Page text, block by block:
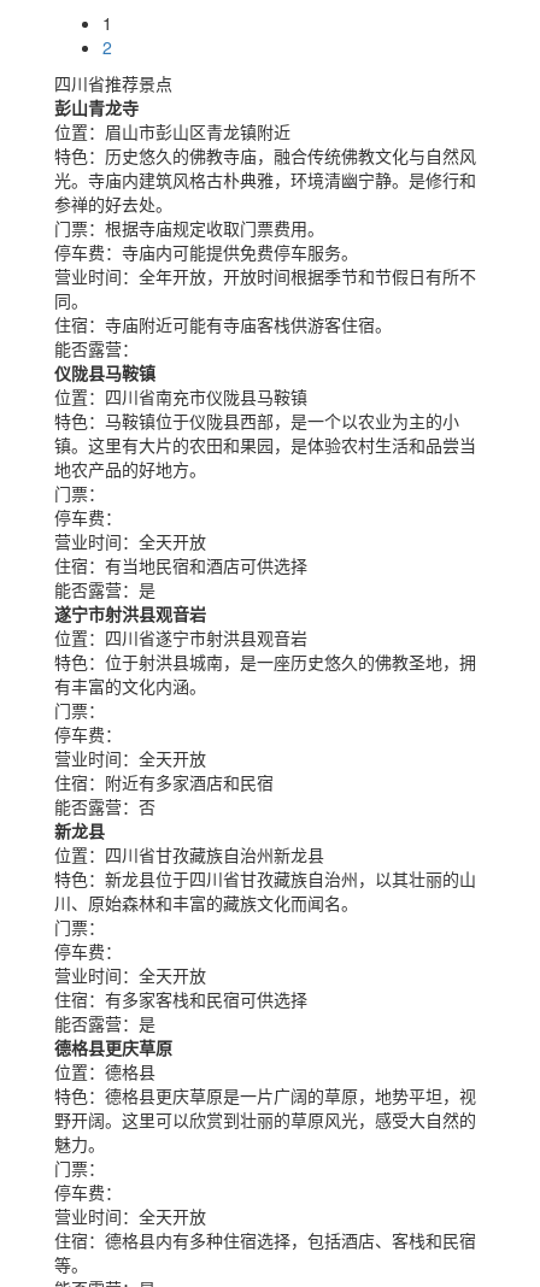
1
2
四川省推荐景点
彭山青龙寺
位置： 眉山市彭山区青龙镇附近
特色： 历史悠久的佛教寺庙，融合传统佛教文化与自然风
光。寺庙内建筑风格古朴典雅，环境清幽宁静。是修行和
参禅的好去处。
门票： 根据寺庙规定收取门票费用。
停车费： 寺庙内可能提供免费停车服务。
营业时间： 全年开放，开放时间根据季节和节假日有所不
同。
住宿： 寺庙附近可能有寺庙客栈供游客住宿。
能否露营：
仪陇县马鞍镇
位置： 四川省南充市仪陇县马鞍镇
特色： 马鞍镇位于仪陇县西部，是一个以农业为主的小
镇。这里有大片的农田和果园，是体验农村生活和品尝当
地农产品的好地方。
门票：
停车费：
营业时间： 全天开放
住宿： 有当地民宿和酒店可供选择
能否露营： 是
遂宁市射洪县观音岩
位置： 四川省遂宁市射洪县观音岩
特色： 位于射洪县城南，是一座历史悠久的佛教圣地，拥
有丰富的文化内涵。
门票：
停车费：
营业时间： 全天开放
住宿： 附近有多家酒店和民宿
能否露营： 否
新龙县
位置： 四川省甘孜藏族自治州新龙县
特色： 新龙县位于四川省甘孜藏族自治州，以其壮丽的山
川、原始森林和丰富的藏族文化而闻名。
门票：
停车费：
营业时间： 全天开放
住宿： 有多家客栈和民宿可供选择
能否露营： 是
德格县更庆草原
位置： 德格县
特色： 德格县更庆草原是一片广阔的草原，地势平坦，视
野开阔。这里可以欣赏到壮丽的草原风光，感受大自然的
魅力。
门票：
停车费：
营业时间： 全天开放
住宿： 德格县内有多种住宿选择，包括酒店、客栈和民宿
等。